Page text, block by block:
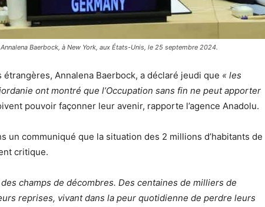
Baerbock, à New York, aux États-Unis, le 25 septembre 2024.
Annalena Baerbock, a déclaré jeudi que « les
ont montré que l’Occupation sans fin ne peut apporter
pouvoir façonner leur avenir, rapporte l’agence Anadolu.
un communiqué que la situation des 2 millions d’habitants de
critique.
champs de décombres. Des centaines de milliers de
reprises, vivant dans la peur quotidienne de perdre leurs